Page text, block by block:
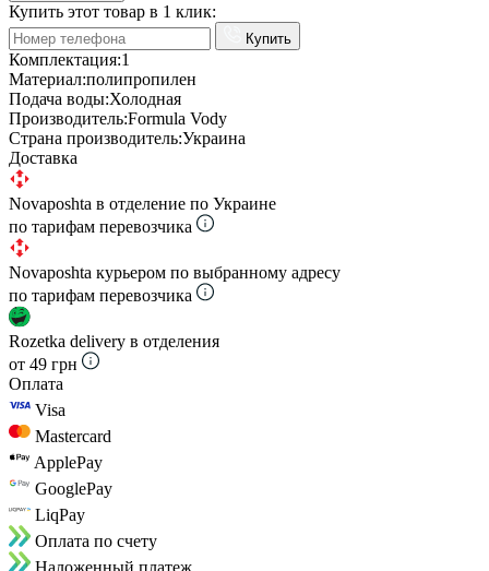
Купить этот товар в 1 клик:
Купить
Комплектация:1
Материал:полипропилен
Подача воды:Холодная
Производитель:Formula Vody
Страна производитель:Украина
Доставка
Novaposhta в отделение по Украине
по тарифам перевозчика
Novaposhta курьером по выбранному адресу
по тарифам перевозчика
Rozetka delivery в отделения
от 49 грн
Оплата
Visa
Mastercard
ApplePay
GooglePay
LiqPay
Оплата по счету
Наложенный платеж